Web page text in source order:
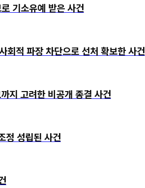
기소유예 받은 사건
적 파장 차단으로 선처 확보한 사건
지 고려한 비공개 종결 사건
정 성립된 사건